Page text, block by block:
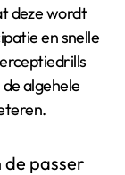
deze wordt
en snelle
algehele
de passer